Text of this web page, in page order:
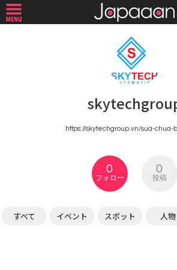
https://skytechgroup.vn/sua-chua-
0
フォロー
0
投稿
すべて イベント スポット 人物